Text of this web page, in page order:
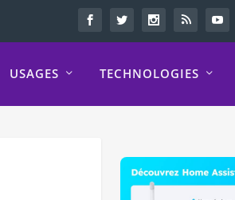
USAGES TECHNOLOGIES